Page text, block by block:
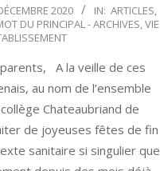
2020 IN: ARTICLES,
DU PRINCIPAL - ARCHIVES,VIE
A la veille de ces
au nom de l’ensemble
Chateaubriand de
de joyeuses fêtes de fin
sanitaire si singulier que